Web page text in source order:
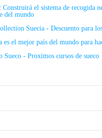
Construirá el sistema de recogida
del mundo
Suecia - Descuento para
es el mejor país del mundo para
Sueco - Proximos cursos de sueco